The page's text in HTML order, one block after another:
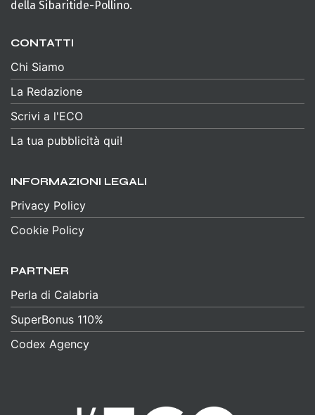
della Sibaritide-Pollino.
CONTATTI
Chi Siamo
La Redazione
Scrivi a l'ECO
La tua pubblicità qui!
INFORMAZIONI LEGALI
Privacy Policy
Cookie Policy
PARTNER
Perla di Calabria
SuperBonus 110%
Codex Agency